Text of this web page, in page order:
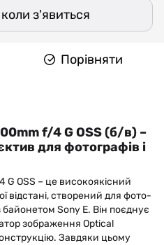
з'явиться
Порівняти
f/4 G OSS (б/в) –
для фотографів і
G OSS – це високоякісний
відстані, створений для фото-
Sony E. Він поєднує
зображення Optical
Завдяки цьому